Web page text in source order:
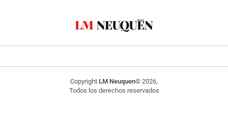
Copyright LM Neuquen© 2026,
Todos los derechos reservados